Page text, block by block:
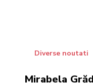
Diverse noutati
Mirabela